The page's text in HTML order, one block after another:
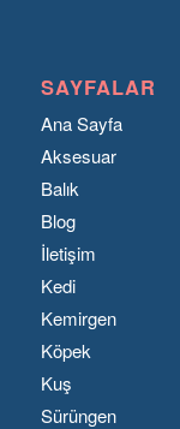
SAYFALAR
Ana Sayfa
Aksesuar
Balık
Blog
İletişim
Kedi
Kemirgen
Köpek
Kuş
Sürüngen